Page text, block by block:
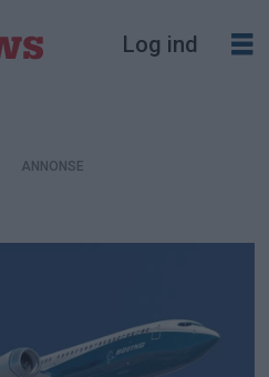
Log ind